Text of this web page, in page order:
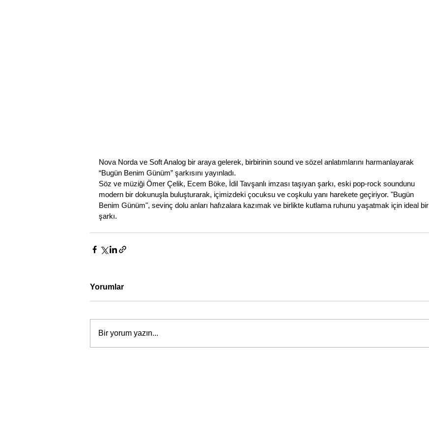
Nova Norda ve Soft Analog bir araya gelerek, birbirinin sound ve sözel anlatımlarını harmanlayarak
“Bugün Benim Günüm” şarkısını yayınladı.
Söz ve müziği Ömer Çelik, Ecem Böke, İdil Tavşanlı imzası taşıyan şarkı, eski pop-rock soundunu
modern bir dokunuşla buluşturarak, içimizdeki çocuksu ve coşkulu yanı harekete geçiriyor. "Bugün
Benim Günüm", sevinç dolu anları hafızalara kazımak ve birlikte kutlama ruhunu yaşatmak için ideal bir
şarkı.
Yorumlar
Bir yorum yazın...